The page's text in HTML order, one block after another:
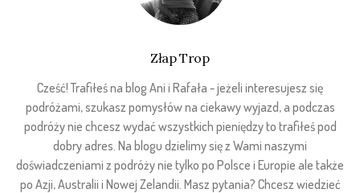
Złap Trop
Cześć! Trafiłeś na blog Ani i Rafała - jeżeli interesujesz się
podróżami, szukasz pomysłów na ciekawy wyjazd, a podczas
podróży nie chcesz wydać wszystkich pieniędzy to trafiłeś pod
dobry adres. Na blogu dzielimy się z Wami naszymi
doświadczeniami z podróży nie tylko po Polsce i Europie ale także
po Azji, Australii i Nowej Zelandii. Masz pytania? Chcesz wiedzieć